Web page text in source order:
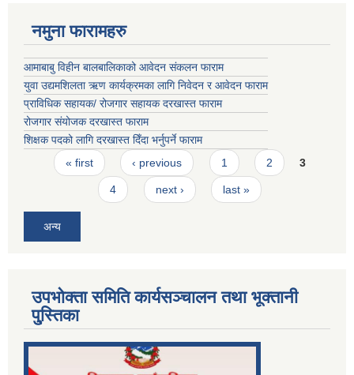
नमुना फारामहरु
आमाबाबु विहीन बालबालिकाको आवेदन संकलन फाराम
युवा उद्यमशिलता ऋण कार्यक्रमका लागि निवेदन र आवेदन फाराम
प्राविधिक सहायक/ रोजगार सहायक दरखास्त फाराम
रोजगार संयोजक दरखास्त फाराम
शिक्षक पदको लागि दरखास्त दिँदा भर्नुपर्ने फाराम
Pages
« first ‹ previous 1 2 3
4 next › last »
अन्य
उपभोक्ता समिति कार्यसञ्चालन तथा भूक्तानी
पु्स्तिका